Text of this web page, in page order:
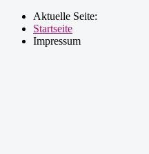
Aktuelle Seite:
Startseite
Impressum